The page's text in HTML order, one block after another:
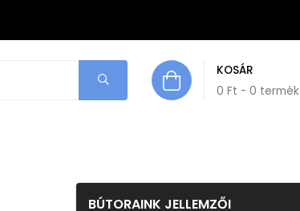
KOSÁR
0 Ft - 0 termék
BÚTORAINK JELLEMZŐI